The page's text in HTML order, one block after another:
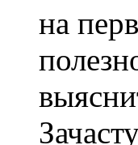
на